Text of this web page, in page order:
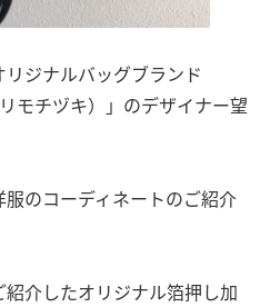
ジナルバッグブランド
モチヅキ）」のデザイナー望
のコーディネートのご紹介
介したオリジナル箔押し加